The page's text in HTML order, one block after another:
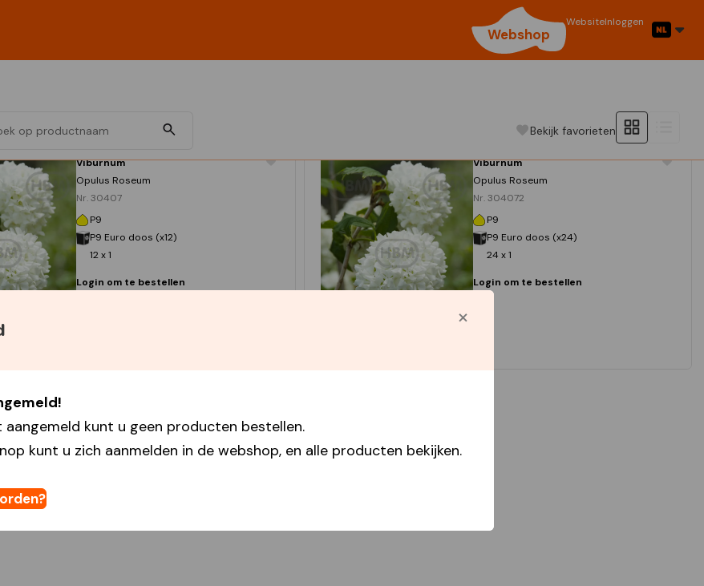
Webshop
WebsiteInloggen
kunt u geen producten bestellen.
kunt u zich aanmelden in de webshop, en alle producten bekijken.
Bekijk favorieten
Viburnum
Opulus Roseum
Nr. 30407
P9
P9 Euro doos (x12)
12 x 1
Login om te bestellen
Viburnum
Opulus Roseum
Nr. 304072
P9
P9 Euro doos (x24)
24 x 1
Login om te bestellen